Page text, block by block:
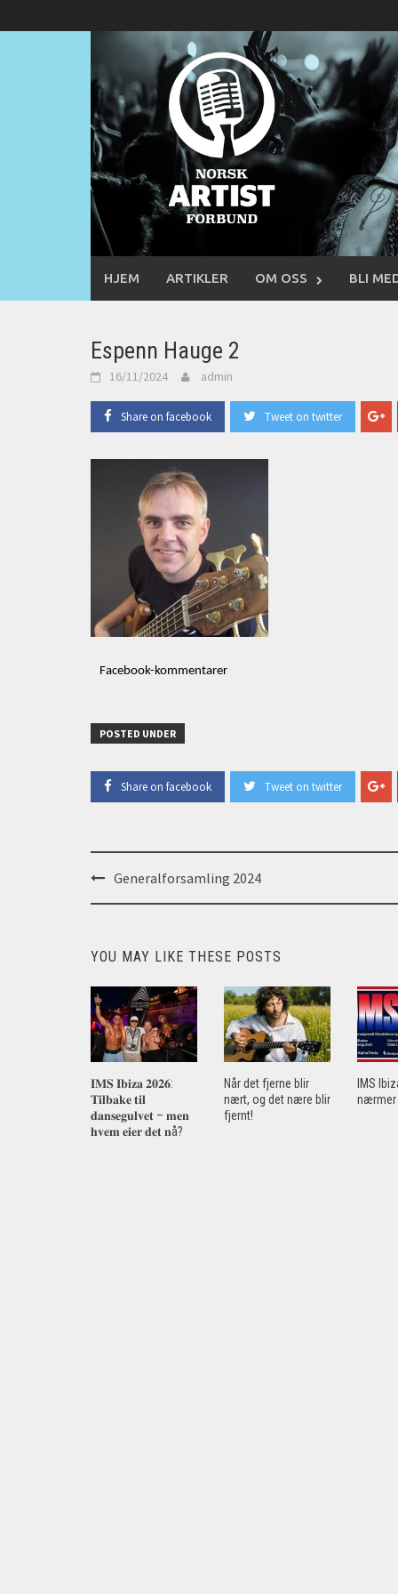
to
HJEM ARTIKLER OM OSS BLI
Espenn Hauge 2
16/11/2024 admin
Share on facebook Tweet on twitter
Facebook-kommentarer
POSTED UNDER
Share on facebook Tweet on twitter
Post
navigation
Generalforsamling 2024
YOU MAY LIKE THESE POSTS
𝐈𝐌𝐒 𝐈𝐛𝐢𝐳𝐚 𝟐𝟎𝟐𝟔:
𝐓𝐢𝐥𝐛𝐚𝐤𝐞 𝐭𝐢𝐥
𝐝𝐚𝐧𝐬𝐞𝐠𝐮𝐥𝐯𝐞𝐭 – 𝐦𝐞𝐧
𝐡𝐯𝐞𝐦 𝐞𝐢𝐞𝐫 𝐝𝐞𝐭 𝐧å?
Når det fjerne blir
nært, og det nære blir
fjernt!
IMS
nærmer